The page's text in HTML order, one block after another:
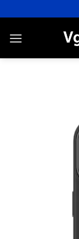
ไป
ยัง